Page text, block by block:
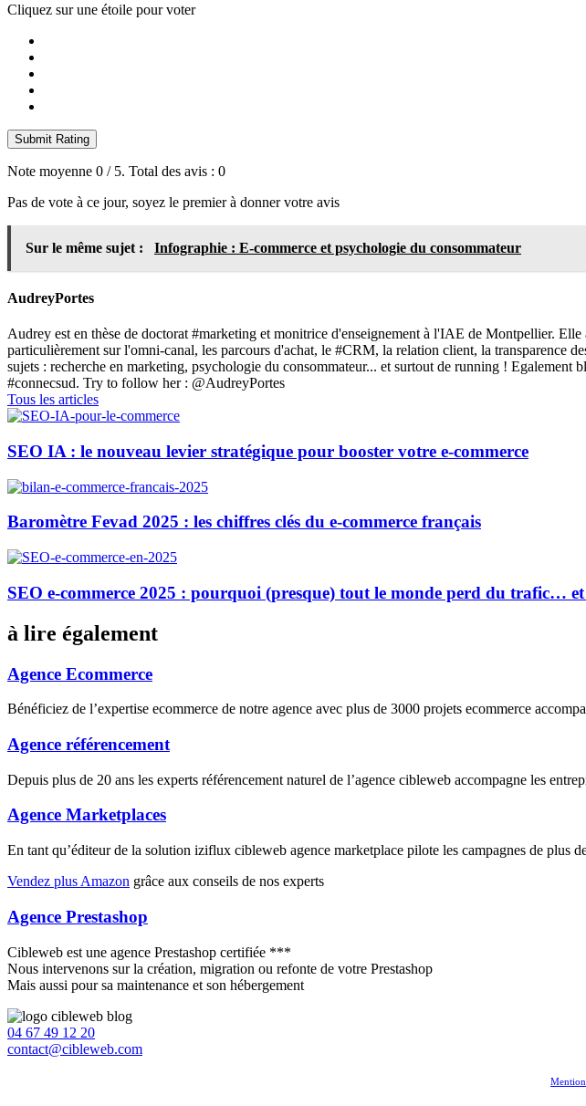
Cliquez sur une étoile pour voter
Submit Rating
Note moyenne 0 / 5. Total des avis : 0
Pas de vote à ce jour, soyez le premier à donner votre avis
Sur le même sujet : Infographie : E-commerce et psychologie du consommateur
AudreyPortes
Audrey est en thèse de doctorat #marketing et monitrice d'enseignement à l'IAE de Montpellier.
particulièrement sur l'omni-canal, les parcours d'achat, le #CRM, la relation client, la transparence
sujets : recherche en marketing, psychologie du consommateur... et surtout de running ! Egalement
#connecsud. Try to follow her : @AudreyPortes
Tous les articles
SEO IA : le nouveau levier stratégique pour booster votre e-commerce
Baromètre Fevad 2025 : les chiffres clés du e-commerce français
SEO e-commerce 2025 : pourquoi (presque) tout le monde perd du trafic…
à lire également
Agence Ecommerce
Bénéficiez de l’expertise ecommerce de notre agence avec plus de 3000 projets ecommerce
Agence référencement
Depuis plus de 20 ans les experts référencement naturel de l’agence cibleweb accompagne les
Agence Marketplaces
En tant qu’éditeur de la solution iziflux cibleweb agence marketplace pilote les campagnes de plus
Vendez plus Amazon grâce aux conseils de nos experts
Agence Prestashop
Cibleweb est une agence Prestashop certifiée ***
Nous intervenons sur la création, migration ou refonte de votre Prestashop
Mais aussi pour sa maintenance et son hébergement
04 67 49 12 20
contact@cibleweb.com